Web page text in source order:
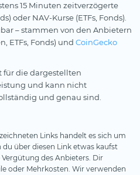
15 Minuten zeitverzögerte
oder NAV-Kurse (ETFs, Fonds).
– stammen von den Anbietern
ETFs, Fonds) und CoinGecko
für die dargestellten
und kann nicht
und genau sind.
Links handelt es sich um
über diesen Link etwas kaufst
des Anbieters. Dir
oder Mehrkosten. Wir verwenden